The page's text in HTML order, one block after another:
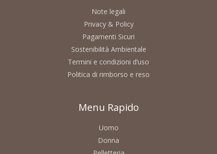
Note legali
Privacy & Policy
Pagamenti Sicuri
Sostenibilità Ambientale
Termini e condizioni d’uso
Politica di rimborso e reso
Menu Rapido
Uomo
Donna